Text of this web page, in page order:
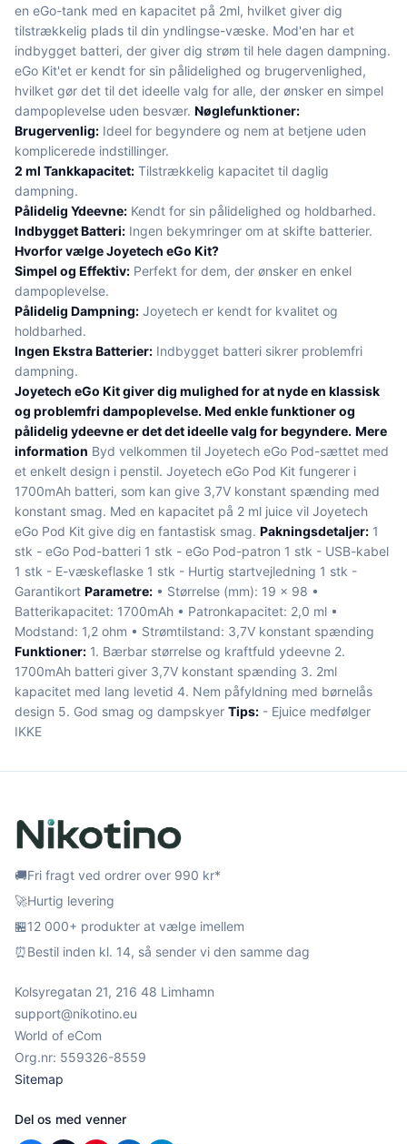
en eGo-tank med en kapacitet på 2ml, hvilket giver dig
tilstrækkelig plads til din yndlingse-væske. Mod'en har et
indbygget batteri, der giver dig strøm til hele dagen dampning.
eGo Kit'et er kendt for sin pålidelighed og brugervenlighed,
hvilket gør det til det ideelle valg for alle, der ønsker en simpel
dampoplevelse uden besvær. Nøglefunktioner:
Brugervenlig: Ideel for begyndere og nem at betjene uden
komplicerede indstillinger.
2 ml Tankkapacitet: Tilstrækkelig kapacitet til daglig
dampning.
Pålidelig Ydeevne: Kendt for sin pålidelighed og holdbarhed.
Indbygget Batteri: Ingen bekymringer om at skifte batterier.
Hvorfor vælge Joyetech eGo Kit?
Simpel og Effektiv: Perfekt for dem, der ønsker en enkel
dampoplevelse.
Pålidelig Dampning: Joyetech er kendt for kvalitet og
holdbarhed.
Ingen Ekstra Batterier: Indbygget batteri sikrer problemfri
dampning.
Joyetech eGo Kit giver dig mulighed for at nyde en klassisk
og problemfri dampoplevelse. Med enkle funktioner og
pålidelig ydeevne er det det ideelle valg for begyndere. Mere
information Byd velkommen til Joyetech eGo Pod-sættet med
et enkelt design i penstil. Joyetech eGo Pod Kit fungerer i
1700mAh batteri, som kan give 3,7V konstant spænding med
konstant smag. Med en kapacitet på 2 ml juice vil Joyetech
eGo Pod Kit give dig en fantastisk smag. Pakningsdetaljer: 1
stk - eGo Pod-batteri 1 stk - eGo Pod-patron 1 stk - USB-kabel
1 stk - E-væskeflaske 1 stk - Hurtig startvejledning 1 stk -
Garantikort Parametre: • Størrelse (mm): 19 x 98 •
Batterikapacitet: 1700mAh • Patronkapacitet: 2,0 ml •
Modstand: 1,2 ohm • Strømtilstand: 3,7V konstant spænding
Funktioner: 1. Bærbar størrelse og kraftfuld ydeevne 2.
1700mAh batteri giver 3,7V konstant spænding 3. 2ml
kapacitet med lang levetid 4. Nem påfyldning med børnelås
design 5. God smag og dampskyer Tips: - Ejuice medfølger
IKKE
🚚Fri fragt ved ordrer over 990 kr*
🚀Hurtig levering
🏪12 000+ produkter at vælge imellem
⏰Bestil inden kl. 14, så sender vi den samme dag
Kolsyregatan 21, 216 48 Limhamn
support@nikotino.eu
World of eCom
Org.nr: 559326-8559
Sitemap
Del os med venner